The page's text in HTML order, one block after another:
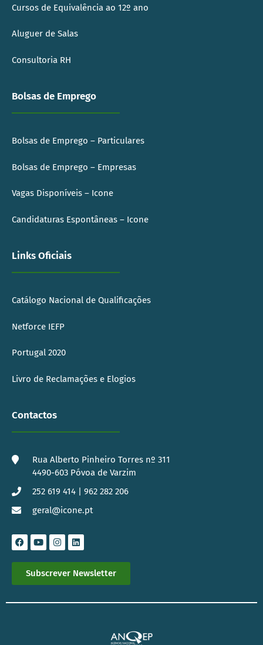
Cursos de Equivalência ao 12º ano
Aluguer de Salas
Consultoria RH
Bolsas de Emprego
Bolsas de Emprego – Particulares
Bolsas de Emprego – Empresas
Vagas Disponíveis – Icone
Candidaturas Espontâneas – Icone
Links Oficiais
Catálogo Nacional de Qualificações
Netforce IEFP
Portugal 2020
Livro de Reclamações e Elogios
Contactos
Rua Alberto Pinheiro Torres nº 311
4490-603 Póvoa de Varzim
252 619 414 | 962 282 206
geral@icone.pt
Subscrever Newsletter